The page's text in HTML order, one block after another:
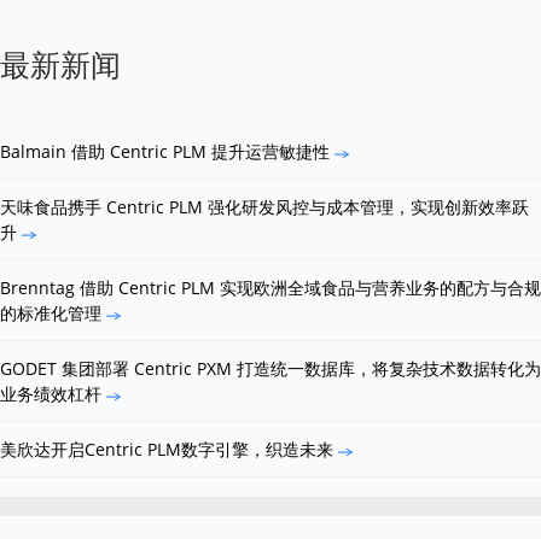
最新新闻
Balmain 借助 Centric PLM 提升运营敏捷性
天味食品携手 Centric PLM 强化研发风控与成本管理，实现创新效率跃
升
Brenntag 借助 Centric PLM 实现欧洲全域食品与营养业务的配方与合规
的标准化管理
GODET 集团部署 Centric PXM 打造统一数据库，将复杂技术数据转化为
业务绩效杠杆
美欣达开启Centric PLM数字引擎，织造未来